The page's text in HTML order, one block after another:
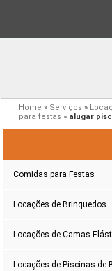
Home » Serviços »
para festas » alugar
Comidas para Festas
Locações de Brinquedos
Locações de Camas
Locações de Piscinas de